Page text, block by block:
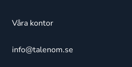
Våra kontor
info@talenom.se